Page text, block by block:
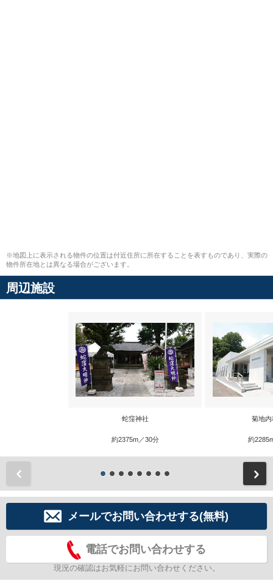
※地図上に表示される物件の位置は付近住所に所在することを表すものであり、実際の
物件所在地とは異なる場合がございます。
周辺施設
蛇窪神社
約2375m／30分
菊地内
約
メールでお問い合わせする(無料)
電話でお問い合わせする
現況の確認はお気軽にお問い合わせください。